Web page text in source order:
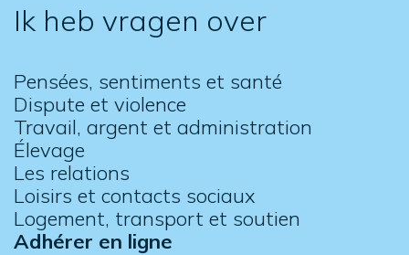
Ik heb vragen over
Pensées, sentiments et santé
Dispute et violence
Travail, argent et administration
Élevage
Les relations
Loisirs et contacts sociaux
Logement, transport et soutien
Adhérer en ligne